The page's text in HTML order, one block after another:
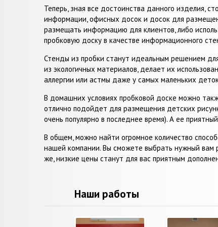
Теперь, зная все достоинства данного изделия,
информации, офисных досок и досок для
размещать информацию для клиентов, либо
пробковую доску в качестве информационного
Стенды из пробки станут идеальным решением
из экологичных материалов, делает их
аллергии или астмы даже у самых маленьких
В домашних условиях пробковой доске можно
отлично подойдет для размещения детских
очень популярно в последнее время). А ее
В общем, можно найти огромное количество
нашей компании. Вы сможете выбрать нужный вам
же, низкие цены станут для вас приятным
Наши работы